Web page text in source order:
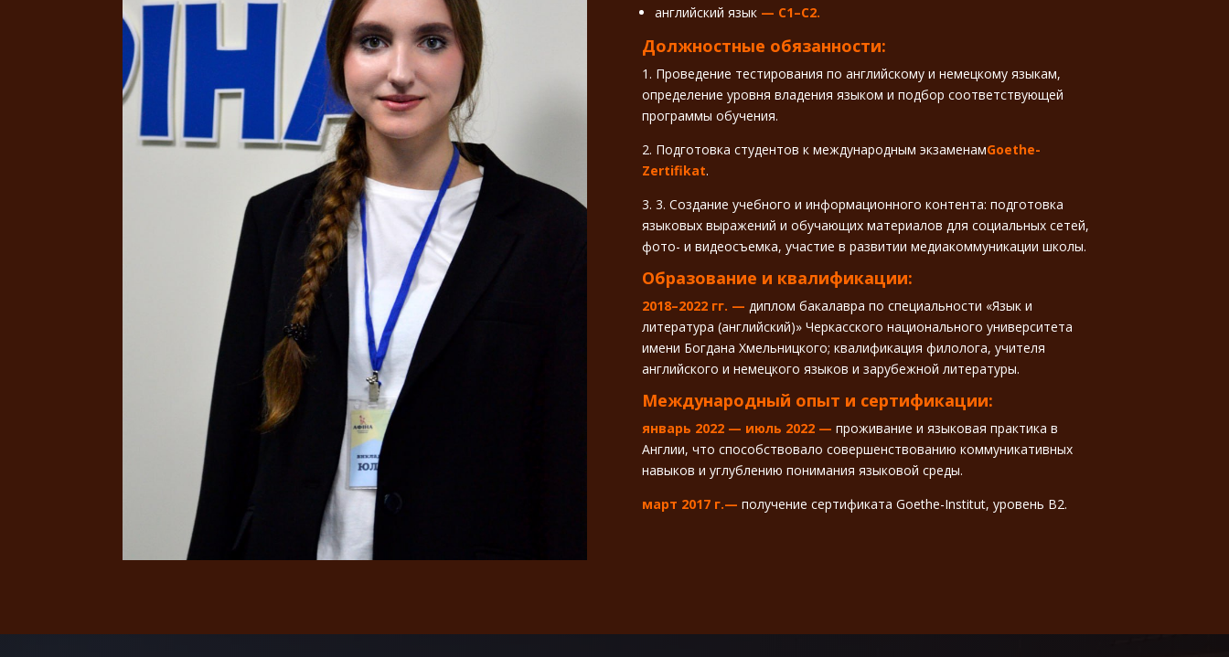
английский язык — C1–C2.
Должностные обязанности:
1. Проведение тестирования по английскому и немецкому языкам,
определение уровня владения языком и подбор соответствующей
программы обучения.
2. Подготовка студентов к международным экзаменамGoethe-
Zertifikat.
3. 3. Создание учебного и информационного контента: подготовка
языковых выражений и обучающих материалов для социальных сетей,
фото- и видеосъемка, участие в развитии медиакоммуникации школы.
Образование и квалификации:
2018–2022 гг. — диплом бакалавра по специальности «Язык и
литература (английский)» Черкасского национального университета
имени Богдана Хмельницкого; квалификация филолога, учителя
английского и немецкого языков и зарубежной литературы.
Международный опыт и сертификации:
январь 2022 — июль 2022 — проживание и языковая практика в
Англии, что способствовало совершенствованию коммуникативных
навыков и углублению понимания языковой среды.
март 2017 г.— получение сертификата Goethe-Institut, уровень B2.